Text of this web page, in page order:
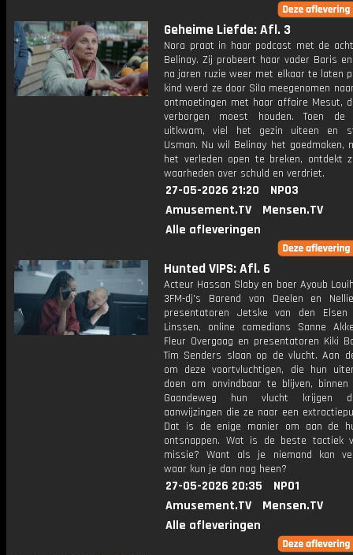
Geheime Liefde: Afl. 3
Nora praat in haar podcast met de
Belinay. Zij probeert haar vader Baris
na jaren ruzie weer met elkaar te laten
kind werd ze door Sila meegenomen
ontmoetingen met haar affaire Mesut,
verborgen moest houden. Toen de
uitkwam, viel het gezin uiteen en
Usman. Nu wil Belinay het goedmaken,
het verleden open te breken, ontdekt
waarheden over schuld en verdriet.
27-05-2026 21:20
NPO3
Amusement.TV
Mensen.TV
Alle afleveringen
Hunted VIPS: Afl. 6
Acteur Hassan Slaby en boer Ayoub
3FM-dj's Barend van Deelen en
presentatoren Jetske van den
Linssen, online comedians Sanne
Fleur Overgaag en presentatoren Kiki
Tim Senders slaan op de vlucht. Aan
om deze voortvluchtigen, die hun
doen om onvindbaar te blijven,
Gaandeweg hun vlucht krijgen
aanwijzingen die ze naar een
Dat is de enige manier om aan de
ontsnappen. Wat is de beste tactiek
missie? Want als je niemand kan
waar kun je dan nog heen?
27-05-2026 20:35
NPO1
Amusement.TV
Mensen.TV
Alle afleveringen